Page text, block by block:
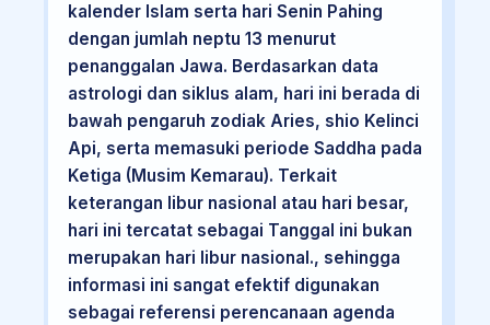
kalender Islam serta hari Senin Pahing
dengan jumlah neptu 13 menurut
penanggalan Jawa. Berdasarkan data
astrologi dan siklus alam, hari ini berada di
bawah pengaruh zodiak Aries, shio Kelinci
Api, serta memasuki periode Saddha pada
Ketiga (Musim Kemarau). Terkait
keterangan libur nasional atau hari besar,
hari ini tercatat sebagai Tanggal ini bukan
merupakan hari libur nasional., sehingga
informasi ini sangat efektif digunakan
sebagai referensi perencanaan agenda